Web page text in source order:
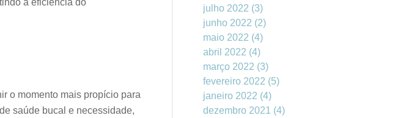
a eficiência do
o momento mais propício para
saúde bucal e necessidade,
julho 2022 (3)
junho 2022 (2)
maio 2022 (4)
abril 2022 (4)
março 2022 (3)
fevereiro 2022 (5)
janeiro 2022 (4)
dezembro 2021 (4)